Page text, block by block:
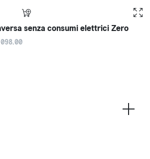
senza consumi elettrici Zero